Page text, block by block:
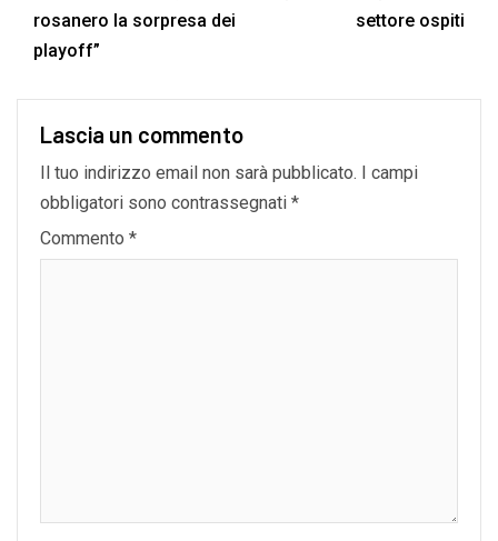
rosanero la sorpresa dei
playoff”
settore ospiti
Lascia un commento
Il tuo indirizzo email non sarà pubblicato. I campi
obbligatori sono contrassegnati *
Commento *